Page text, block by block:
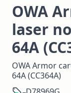
OWA
laser
64A
OWA Armor
64A (CC364A)